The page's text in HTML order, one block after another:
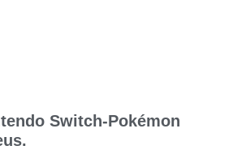
Switch-Pokémon